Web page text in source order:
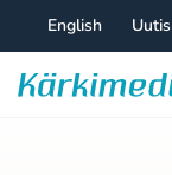
content
English